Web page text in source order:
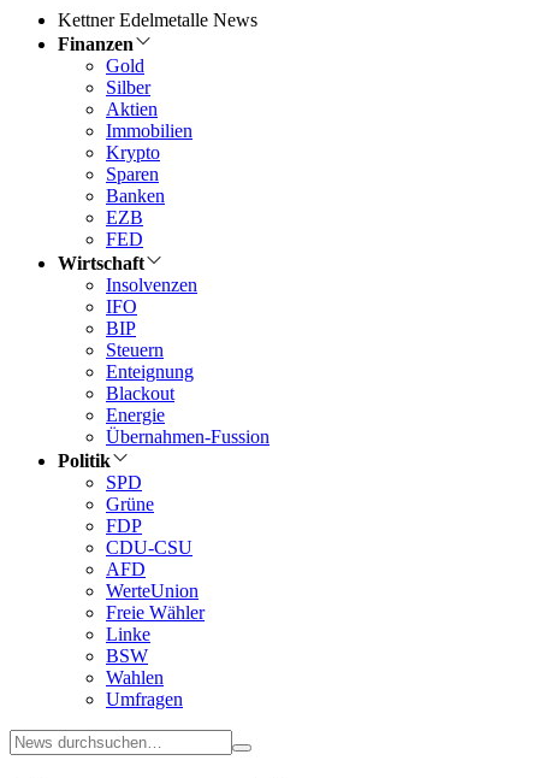
Kettner Edelmetalle News
Finanzen
Gold
Silber
Aktien
Immobilien
Krypto
Sparen
Banken
EZB
FED
Wirtschaft
Insolvenzen
IFO
BIP
Steuern
Enteignung
Blackout
Energie
Übernahmen-Fussion
Politik
SPD
Grüne
FDP
CDU-CSU
AFD
WerteUnion
Freie Wähler
Linke
BSW
Wahlen
Umfragen